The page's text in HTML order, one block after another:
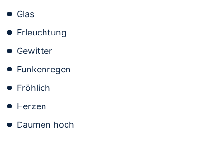
Glas
Erleuchtung
Gewitter
Funkenregen
Fröhlich
Herzen
Daumen hoch